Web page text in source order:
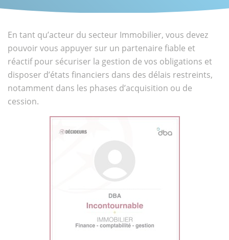
client
Accès collaborateur
client
Accès collaborateur
En tant qu’acteur du secteur Immobilier, vous devez
pouvoir vous appuyer sur un partenaire fiable et
réactif pour sécuriser la gestion de vos obligations et
disposer d’états financiers dans des délais restreints,
notamment dans les phases d’acquisition ou de
cession.